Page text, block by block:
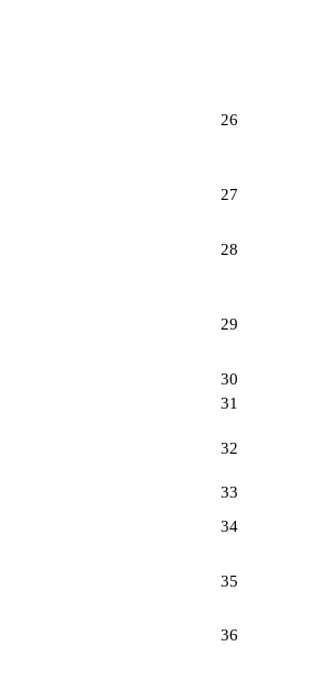
26
27
28
29
30
31
32
33
34
35
36